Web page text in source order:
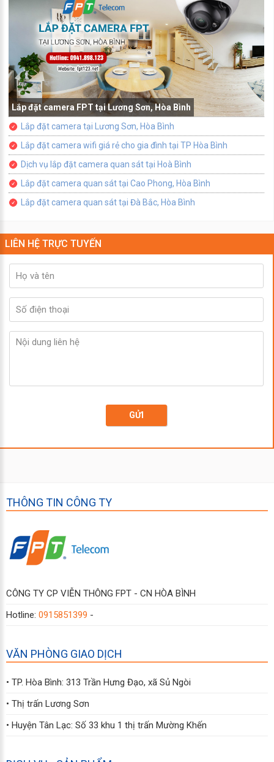
Lắp đặt camera FPT tại Lương Sơn, Hòa Bình
Lắp đặt camera tại Lương Sơn, Hòa Bình
Lắp đặt camera wifi giá rẻ cho gia đình tại TP Hòa Bình
Dịch vụ lắp đặt camera quan sát tại Hoà Bình
Lắp đặt camera quan sát tại Cao Phong, Hòa Bình
Lắp đặt camera quan sát tại Đà Bắc, Hòa Bình
LIÊN HỆ TRỰC TUYẾN
GỬI
THÔNG TIN CÔNG TY
CÔNG TY CP VIỄN THÔNG FPT - CN HÒA BÌNH
Hotline: 0915851399 -
VĂN PHÒNG GIAO DỊCH
• TP. Hòa Bình: 313 Trần Hưng Đạo, xã Sủ Ngòi
• Thị trấn Lương Sơn
• Huyện Tân Lạc: Số 33 khu 1 thị trấn Mường Khến